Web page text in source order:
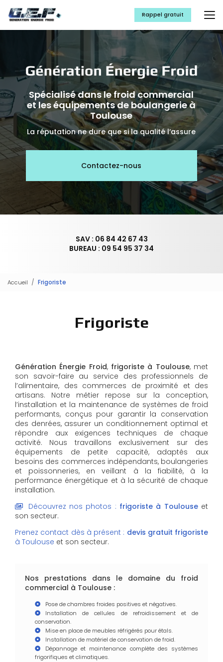
au
contenu
principal
Rappel gratuit
Spécialisé dans le froid commercial
et les équipements de boulangerie à
Toulouse
La réputation ne dure que si la qualité l’assure
Contactez-nous
SAV : 06 84 42 67 43
BUREAU : 09 54 95 37 34
Accueil Frigoriste
Frigoriste
Génération Énergie Froid, frigoriste à Toulouse, met
son savoir-faire au service des professionnels de
l’alimentaire, des commerces de proximité et des
artisans. Notre métier repose sur la conception,
l’installation et la maintenance de systèmes de froid
performants, conçus pour garantir la conservation
des denrées, assurer un conditionnement optimal et
répondre aux exigences techniques de chaque
activité. Nous travaillons exclusivement sur des
équipements de petite capacité, adaptés aux
besoins des commerces indépendants, boulangeries
et poissonneries, en veillant à la fiabilité, à la
performance énergétique et à la sécurité de chaque
installation.
Découvrez nos photos : frigoristeà Toulouseet
son secteur.
Prenez contact dès à présent : devis gratuit frigoriste
à Toulouse et son secteur.
Nos prestations dans le domaine du froid
commercial à Toulouse :
Pose de chambres froides positives et négatives.
Installation de cellules de refroidissement et de
conservation.
Mise en place de meubles réfrigérés pour étals.
Installation de matériel de conservation de froid.
Dépannage et maintenance complète des systèmes
frigorifiques et climatiques.